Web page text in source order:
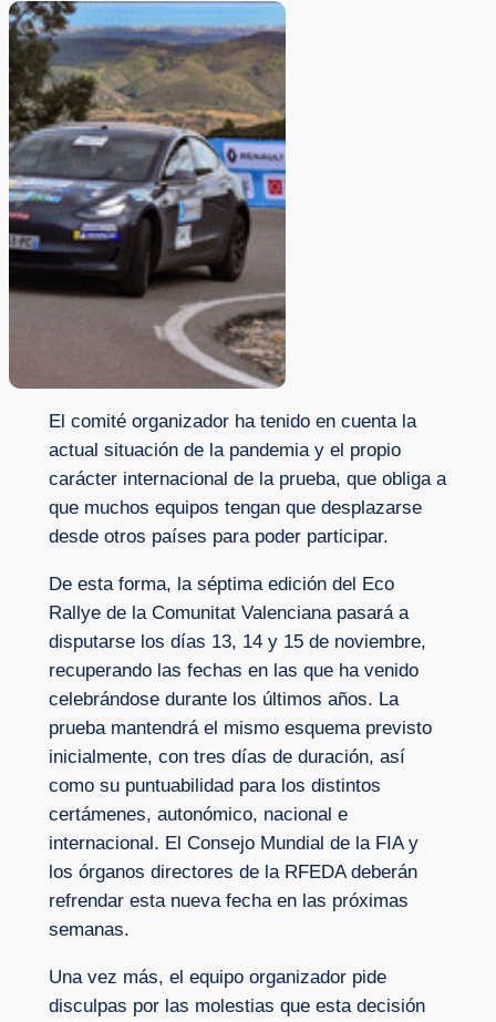
El comité organizador ha tenido en cuenta la
actual situación de la pandemia y el propio
carácter internacional de la prueba, que obliga a
que muchos equipos tengan que desplazarse
desde otros países para poder participar.
De esta forma, la séptima edición del Eco
Rallye de la Comunitat Valenciana pasará a
disputarse los días 13, 14 y 15 de noviembre,
recuperando las fechas en las que ha venido
celebrándose durante los últimos años. La
prueba mantendrá el mismo esquema previsto
inicialmente, con tres días de duración, así
como su puntuabilidad para los distintos
certámenes, autonómico, nacional e
internacional. El Consejo Mundial de la FIA y
los órganos directores de la RFEDA deberán
refrendar esta nueva fecha en las próximas
semanas.
Una vez más, el equipo organizador pide
disculpas por las molestias que esta decisión